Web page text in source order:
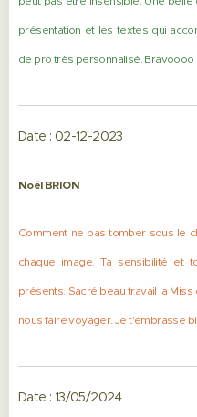
présentation et les textes qui
de pro très personnalisé. Bravoooo
Date : 02-12-2023
Noël BRION
Comment ne pas tomber sous le
chaque image. Ta sensibilité et
présents. Sacré beau travail la
nous faire voyager. Je t'embrasse
Date : 13/05/2024